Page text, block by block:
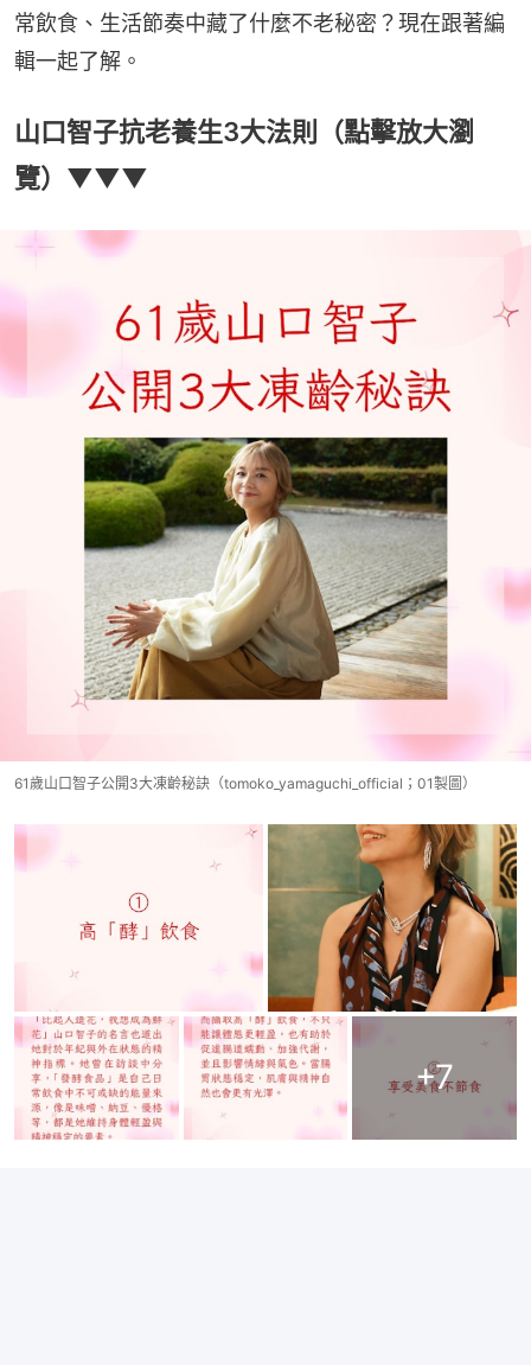
常飲食、生活節奏中藏了什麼不老秘密？現在跟著編
輯一起了解。
山口智子抗老養生3大法則（點擊放大瀏
覽）▼▼▼
61歲山口智子公開3大凍齡秘訣（tomoko_yamaguchi_official；01製圖）
+7